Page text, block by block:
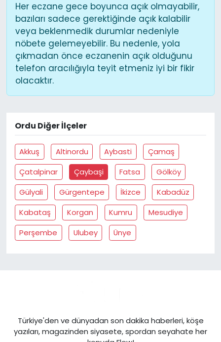
Her eczane gece boyunca açık olmayabilir,
bazıları sadece gerektiğinde açık kalabilir
veya beklenmedik durumlar nedeniyle
nöbete gelemeyebilir. Bu nedenle, yola
çıkmadan önce eczanenin açık olduğunu
telefon aracılığıyla teyit etmeniz iyi bir fikir
olacaktır.
Ordu Diğer İlçeler
Akkuş Altinordu Aybasti
Çamaş
Çatalpinar
Çaybaşi Fatsa
Gölköy
Gülyali
Gürgentepe İkizce
Kabadüz
Kabataş
Korgan Kumru
Mesudiye
Perşembe
Ulubey Ünye
Türkiye'den ve dünyadan son dakika haberleri, köşe
yazıları, magazinden siyasete, spordan seyahate her